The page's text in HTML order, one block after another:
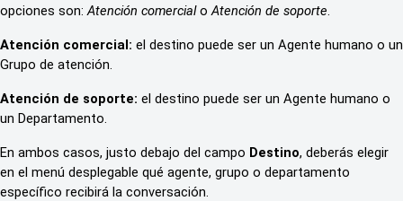
opciones son: Atención comercial o Atención de soporte
Atención comercial: el destino puede ser un Agente humano o un
Grupo de atención.
Atención de soporte: el destino puede ser un Agente humano o
un Departamento.
En ambos casos, justo debajo del campo Destino, deberás elegir
en el menú desplegable qué agente, grupo o departamento
específico recibirá la conversación.